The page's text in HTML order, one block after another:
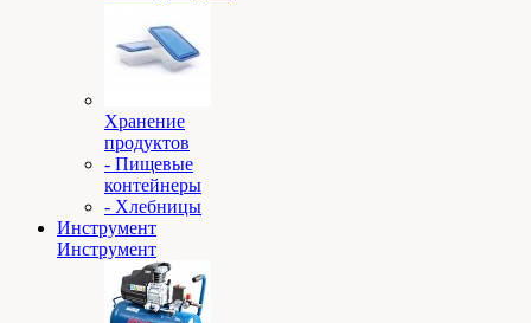
Хранение
продуктов
- Пищевые
контейнеры
- Хлебницы
Инструмент
Инструмент